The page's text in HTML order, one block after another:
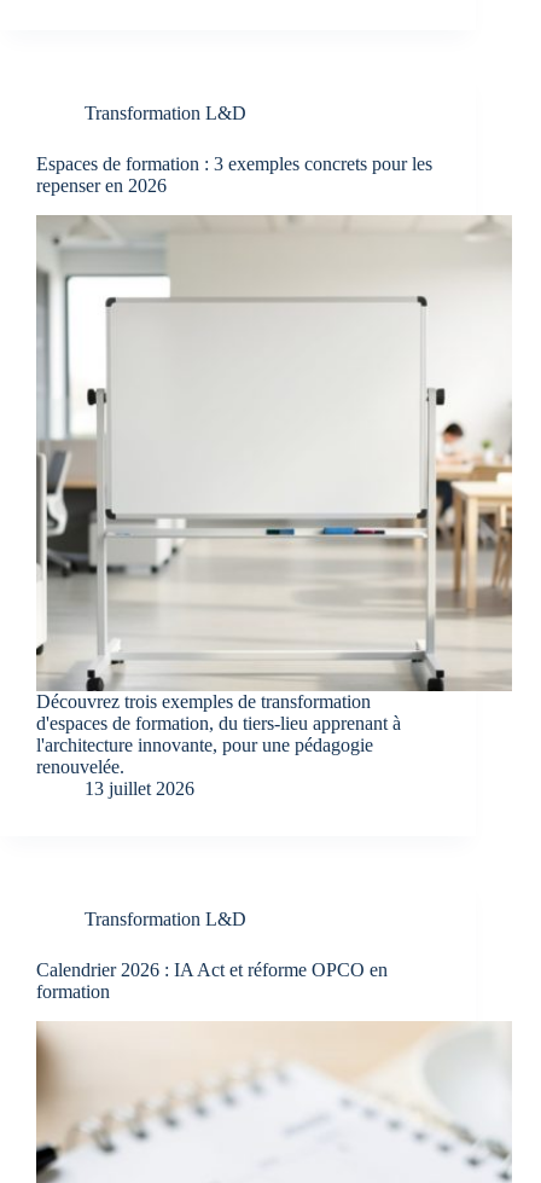
Transformation L&D
Espaces de formation : 3 exemples concrets pour les
repenser en 2026
Découvrez trois exemples de transformation
d'espaces de formation, du tiers-lieu apprenant à
l'architecture innovante, pour une pédagogie
renouvelée.
13 juillet 2026
Transformation L&D
Calendrier 2026 : IA Act et réforme OPCO en
formation